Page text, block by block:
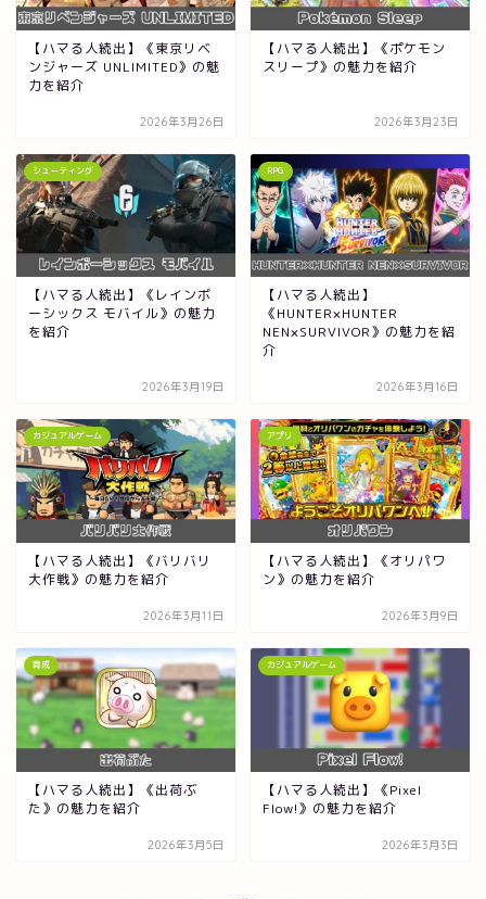
【ハマる人続出】《東京リベ
ンジャーズ UNLIMITED》の魅
力を紹介
2026年3月26日
【ハマる人続出】《ポケモン
スリープ》の魅力を紹介
2026年3月23日
シューティング
【ハマる人続出】《レインボ
ーシックス モバイル》の魅力
を紹介
2026年3月19日
RPG
【ハマる人続出】
《HUNTER×HUNTER
NEN×SURVIVOR》の魅力を紹
介
2026年3月16日
カジュアルゲーム
【ハマる人続出】《バリバリ
大作戦》の魅力を紹介
2026年3月11日
アプリ
【ハマる人続出】《オリパワ
ン》の魅力を紹介
2026年3月9日
育成
【ハマる人続出】《出荷ぶ
た》の魅力を紹介
2026年3月5日
カジュアルゲーム
【ハマる人続出】《Pixel
Flow!》の魅力を紹介
2026年3月3日